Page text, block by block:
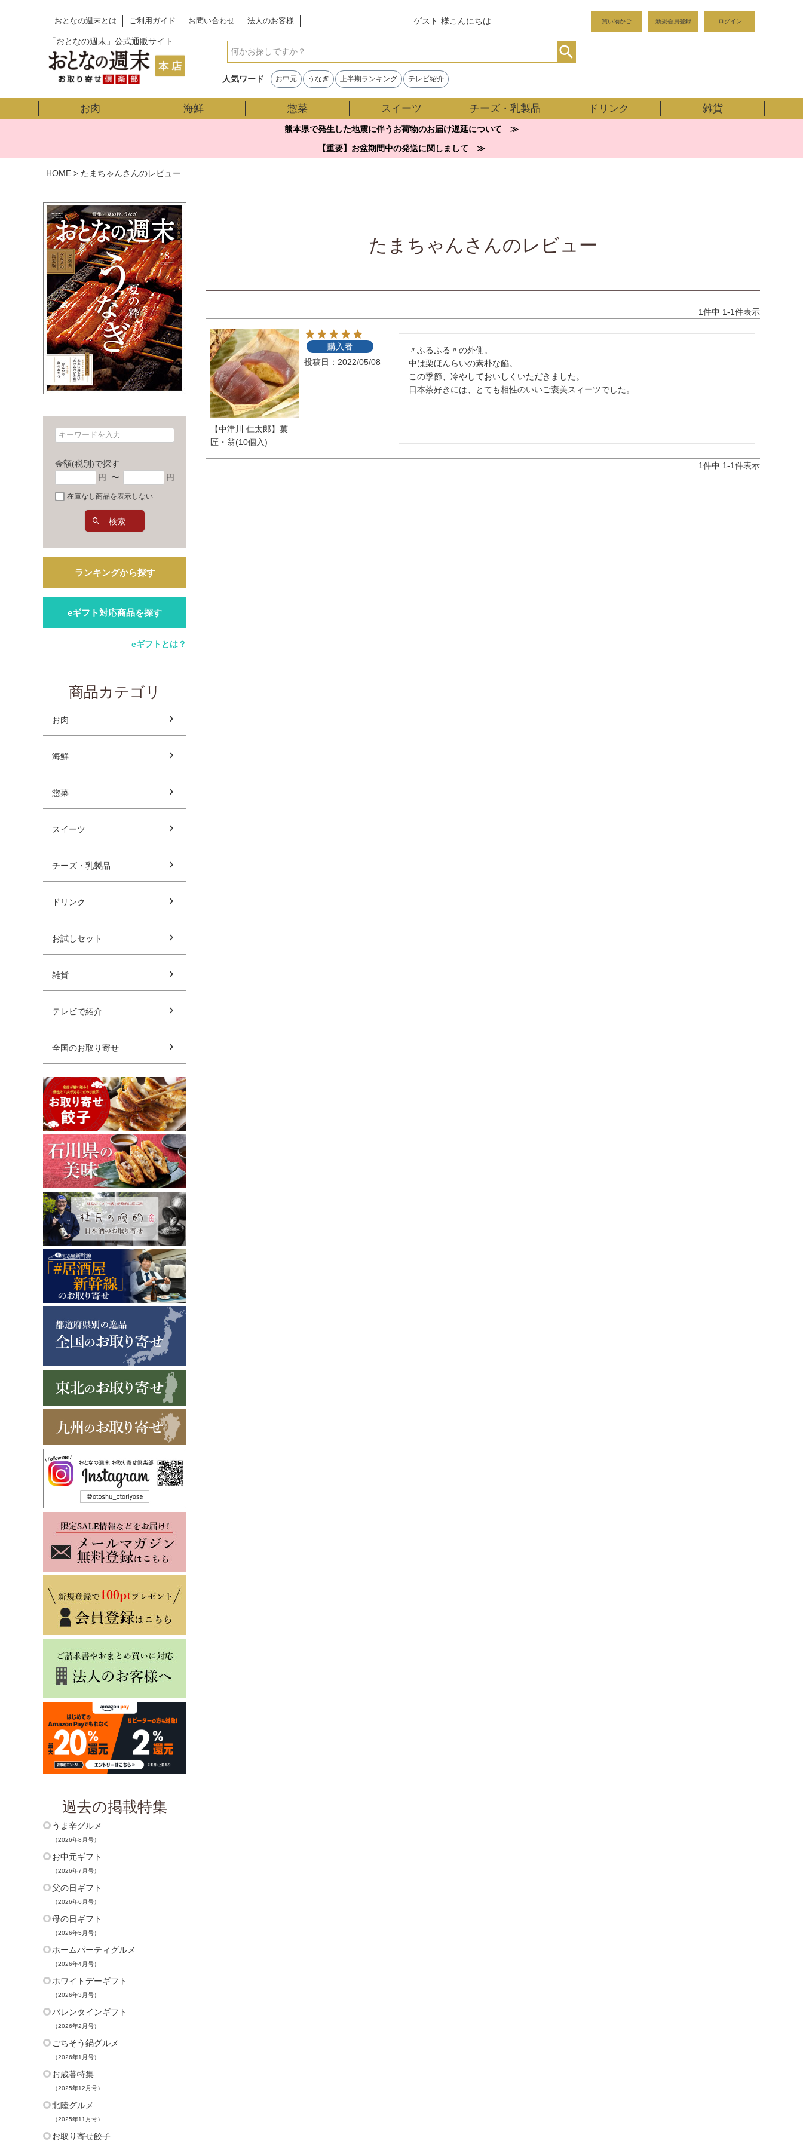
おとなの週末とは ご利用ガイド お問い合わせ 法人のお客様 ゲスト 様こんにちは
「おとなの週末」公式通販サイト
買い物かご 新規会員登録 ログイン
検索
人気ワード お中元 うなぎ 上半期ランキング テレビ紹介
お肉 海鮮 惣菜 スイーツ チーズ・乳製品 ドリンク 雑貨
熊本県で発生した地震に伴うお荷物のお届け遅延について ≫
【重要】お盆期間中の発送に関しまして ≫
HOME たまちゃんさんのレビュー
金額(税別)で探す
円
〜 円
在庫なし商品を表示しない
検索
ランキングから探す
eギフト対応商品を探す
eギフトとは？
商品カテゴリ
お肉
海鮮
惣菜
スイーツ
チーズ・乳製品
ドリンク
お試しセット
雑貨
テレビで紹介
全国のお取り寄せ
過去の掲載特集
うま辛グルメ
（2026年8月号）
お中元ギフト
（2026年7月号）
父の日ギフト
（2026年6月号）
母の日ギフト
（2026年5月号）
ホームパーティグルメ
（2026年4月号）
ホワイトデーギフト
（2026年3月号）
バレンタインギフト
（2026年2月号）
ごちそう鍋グルメ
（2026年1月号）
お歳暮特集
（2025年12月号）
北陸グルメ
（2025年11月号）
お取り寄せ餃子
たまちゃんさんのレビュー
1件中 1-1件表示
【中津川 仁太郎】菓
匠・翁(10個入)
購入者
投稿日
2022/05/08
〃ふるふる〃の外側。
中は栗ほんらいの素朴な餡。
この季節、冷やしておいしくいただきました。
日本茶好きには、とても相性のいいご褒美スィーツでした。
1件中 1-1件表示